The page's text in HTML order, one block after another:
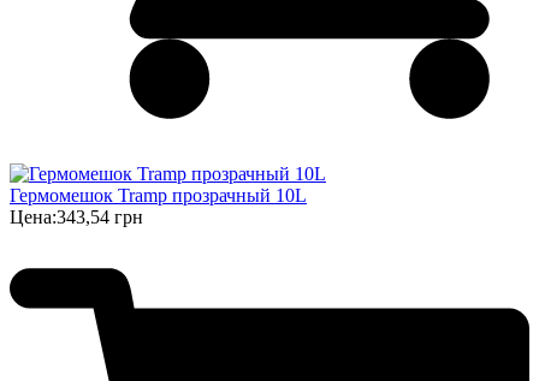
Гермомешок Tramp прозрачный 10L
Цена:343,54 грн